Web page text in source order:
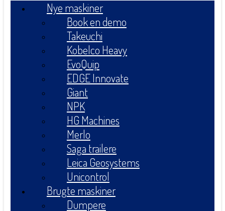
Nye maskiner
Book en demo
Takeuchi
Kobelco Heavy
EvoQuip
EDGE Innovate
Giant
NPK
HG Machines
Merlo
Saga trailere
Leica Geosystems
Unicontrol
Brugte maskiner
Dumpere